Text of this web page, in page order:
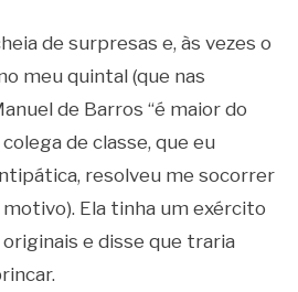
de surpresas e, às vezes o
meu quintal (que nas
de Barros “é maior do
de classe, que eu
resolveu me socorrer
Ela tinha um exército
originais e disse que traria